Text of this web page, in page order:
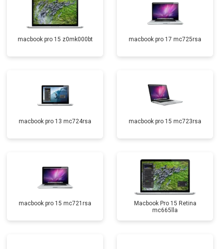
macbook pro 15 z0mk000bt macbook pro 17 mc725rsa
macbook pro 13 mc724rsa macbook pro 15 mc723rsa
macbook pro 15 mc721rsa
Macbook Pro 15 Retina
mc665lla